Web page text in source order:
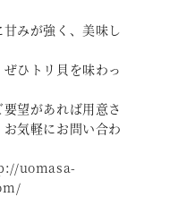
みが強く、美味し
ひトリ貝を味わっ
望があれば用意さ
気軽にお問い合わ
uomasa-